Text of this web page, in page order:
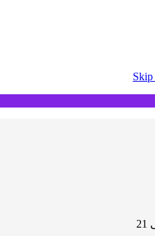
Skip